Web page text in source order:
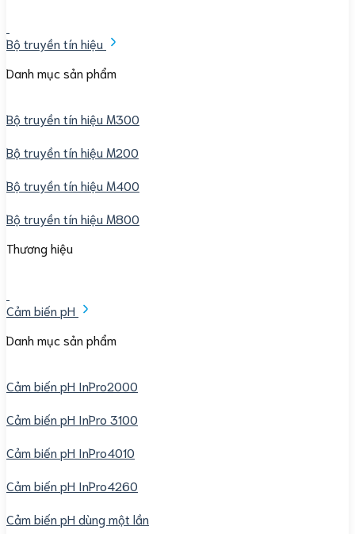
Bộ truyền tín hiệu
Danh mục sản phẩm
Bộ truyền tín hiệu M300
Bộ truyền tín hiệu M200
Bộ truyền tín hiệu M400
Bộ truyền tín hiệu M800
Thương hiệu
Cảm biến pH
Danh mục sản phẩm
Cảm biến pH InPro2000
Cảm biến pH InPro 3100
Cảm biến pH InPro4010
Cảm biến pH InPro4260
Cảm biến pH dùng một lần